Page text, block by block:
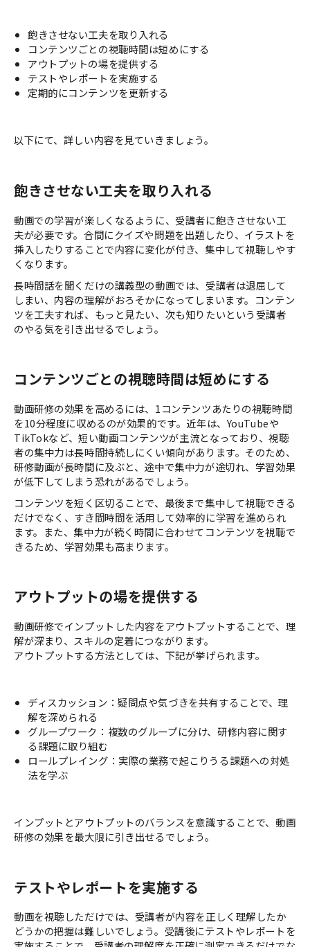
飽きさせない工夫を取り入れる
コンテンツごとの視聴時間は短めにする
アウトプットの場を提供する
テストやレポートを実施する
定期的にコンテンツを更新する
以下にて、詳しい内容を見ていきましょう。
飽きさせない工夫を取り入れる
動画での学習が楽しくなるように、受講者に飽きさせない工
夫が必要です。合間にクイズや問題を出題したり、イラストを
挿入したりすることで内容に変化が付き、集中して視聴しやす
くなります。
長時間話を聞くだけの講義型の動画では、受講者は退屈して
しまい、内容の理解がおろそかになってしまいます。コンテン
ツを工夫すれば、もっと見たい、次も知りたいという受講者
のやる気を引き出せるでしょう。
コンテンツごとの視聴時間は短めにする
動画研修の効果を高めるには、1コンテンツあたりの視聴時間
を10分程度に収めるのが効果的です。近年は、YouTubeや
TikTokなど、短い動画コンテンツが主流となっており、視聴
者の集中力は長時間持続しにくい傾向があります。そのため、
研修動画が長時間に及ぶと、途中で集中力が途切れ、学習効果
が低下してしまう恐れがあるでしょう。
コンテンツを短く区切ることで、最後まで集中して視聴できる
だけでなく、すき間時間を活用して効率的に学習を進められ
ます。また、集中力が続く時間に合わせてコンテンツを視聴で
きるため、学習効果も高まります。
アウトプットの場を提供する
動画研修でインプットした内容をアウトプットすることで、理
解が深まり、スキルの定着につながります。
アウトプットする方法としては、下記が挙げられます。
ディスカッション：疑問点や気づきを共有することで、理
解を深められる
グループワーク：複数のグループに分け、研修内容に関す
る課題に取り組む
ロールプレイング：実際の業務で起こりうる課題への対処
法を学ぶ
インプットとアウトプットのバランスを意識することで、動画
研修の効果を最大限に引き出せるでしょう。
テストやレポートを実施する
動画を視聴しただけでは、受講者が内容を正しく理解したか
どうかの把握は難しいでしょう。受講後にテストやレポートを